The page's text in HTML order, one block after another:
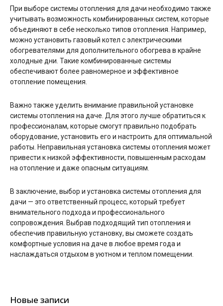
При выборе системы отопления для дачи необходимо также
учитывать возможность комбинированных систем, которые
объединяют в себе несколько типов отопления. Например,
можно установить газовый котел с электрическими
обогревателями для дополнительного обогрева в крайне
холодные дни. Такие комбинированные системы
обеспечивают более равномерное и эффективное
отопление помещения.
Важно также уделить внимание правильной установке
системы отопления на даче. Для этого лучше обратиться к
профессионалам, которые смогут правильно подобрать
оборудование, установить его и настроить для оптимальной
работы. Неправильная установка системы отопления может
привести к низкой эффективности, повышенным расходам
на отопление и даже опасным ситуациям.
В заключение, выбор и установка системы отопления для
дачи — это ответственный процесс, который требует
внимательного подхода и профессионального
сопровождения. Выбрав подходящий тип отопления и
обеспечив правильную установку, вы сможете создать
комфортные условия на даче в любое время года и
наслаждаться отдыхом в уютном и теплом помещении.
Новые записи